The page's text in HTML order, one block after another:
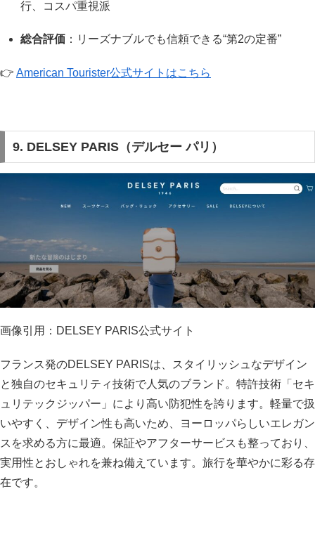
行、コスパ重視派
総合評価 ：リーズナブルでも信頼できる“第2の定番”
👉 American Tourister公式サイトはこちら
9. DELSEY PARIS（デルセー パリ）
画像引用：DELSEY PARIS公式サイト
フランス発のDELSEY PARISは、スタイリッシュなデザイン
と独自のセキュリティ技術で人気のブランド。特許技術「セキ
ュリテックジッパー」により高い防犯性を誇ります。軽量で扱
いやすく、デザイン性も高いため、ヨーロッパらしいエレガン
スを求める方に最適。保証やアフターサービスも整っており、
実用性とおしゃれを兼ね備えています。旅行を華やかに彩る存
在です。